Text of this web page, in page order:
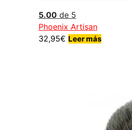
5.00 de 5
Phoenix Artisan
32,95€ Leer más